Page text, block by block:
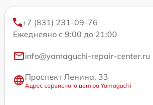
+7 (831) 231-09-76
Ежедневно с 9:00 до 21:00
info@yamaguchi-repair-center.ru
Проспект Ленина, 33
Адрес сервисного центра Yamaguchi